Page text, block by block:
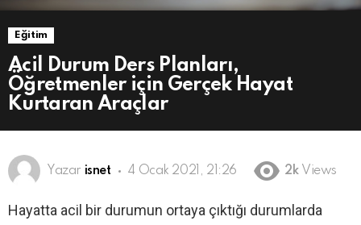
Eğitim
Acil Durum Ders Planları,
Öğretmenler için Gerçek Hayat
Kurtaran Araçlar
Yazar isnet 4 Ocak 2021, 21:26 2k Views
Hayatta acil bir durumun ortaya çıktığı durumlarda